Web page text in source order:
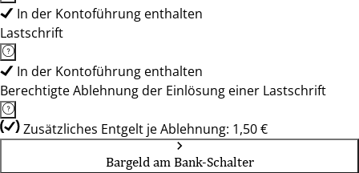
In der Kontoführung enthalten
Lastschrift
In der Kontoführung enthalten
Berechtigte Ablehnung der Einlösung einer Lastschrift
Zusätzliches Entgelt je Ablehnung: 1,50 €
Bargeld am Bank-Schalter